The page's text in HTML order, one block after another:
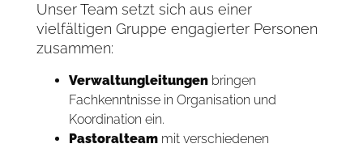
Unser Team setzt sich aus einer
vielfältigen Gruppe engagierter Personen
zusammen:
Verwaltungleitungen bringen
Fachkenntnisse in Organisation und
Koordination ein.
Pastoralteam mit verschiedenen